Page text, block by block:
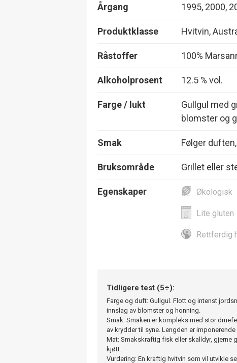
Årgang 1995, 2000,
Produktklasse Hvitvin,
Råstoffer 100%
Alkoholprosent 12.5 % vol.
Farge / lukt
Gullgul med
blomster og
Smak Følger
Bruksområde Grillet eller
Egenskaper Økologisk
Lite gluten
Rettferdig
Tidligere test (5÷):
Farge og duft: Gullgul. Flott og intenst
innslag av blomster og honning.
Smak: Smaken er kompleks med stor
av krydder til syne. Lengden er
Mat: Smakskraftig fisk eller skalldyr, gjerne
kjøtt.
Vurdering: En kraftig hvitvin som vil utvikle